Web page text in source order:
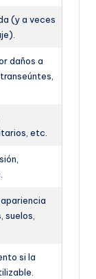
(y a veces
daños a
etc.
suelos,
si la